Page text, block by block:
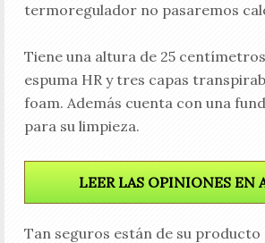
termoregulador no pasaremos
Tiene una altura de 25
espuma HR y tres capas
foam. Además cuenta con una
para su limpieza.
LEER LAS OPINIONES EN
Tan seguros están de su